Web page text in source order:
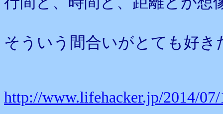
そういう間合いがとても好き
http://www.lifehacker.jp/2014/07/